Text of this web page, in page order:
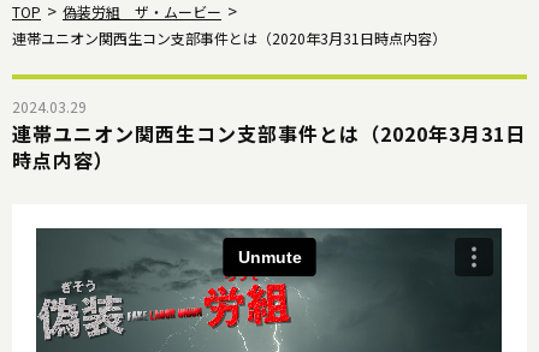
TOP
偽装労組 ザ・ムービー
連帯ユニオン関西生コン支部事件とは（2020年3月31日時点内容）
2024.03.29
連帯ユニオン関西生コン支部事件とは（2020年3月31日
時点内容）